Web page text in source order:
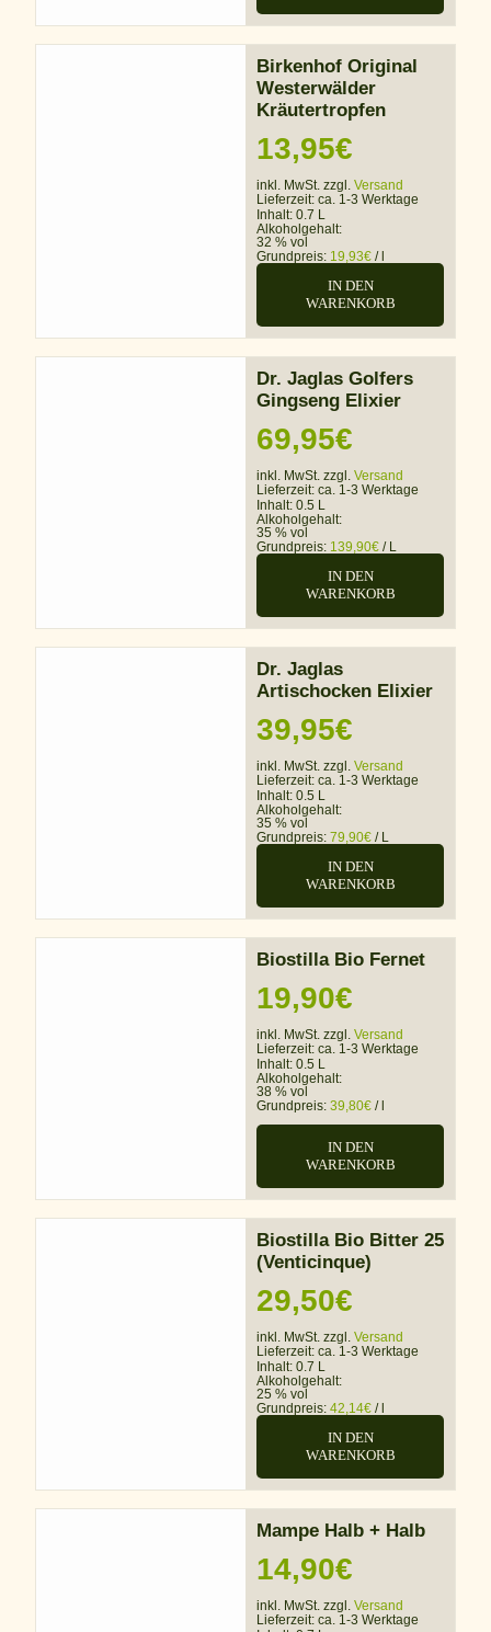
Birkenhof Original
Westerwälder
Kräutertropfen
13,95€
inkl. MwSt. zzgl. Versand
Lieferzeit: ca. 1-3 Werktage
Inhalt: 0.7 L
Alkoholgehalt:
32 % vol
Grundpreis: 19,93€ /l
IN DEN
WARENKORB
Dr. Jaglas Golfers
Gingseng Elixier
69,95€
inkl. MwSt. zzgl. Versand
Lieferzeit: ca. 1-3 Werktage
Inhalt: 0.5 L
Alkoholgehalt:
35 % vol
Grundpreis: 139,90€ / L
IN DEN
WARENKORB
Dr. Jaglas
Artischocken Elixier
39,95€
inkl. MwSt. zzgl. Versand
Lieferzeit: ca. 1-3 Werktage
Inhalt: 0.5 L
Alkoholgehalt:
35 % vol
Grundpreis: 79,90€ / L
IN DEN
WARENKORB
Biostilla Bio Fernet
19,90€
inkl. MwSt. zzgl. Versand
Lieferzeit: ca. 1-3 Werktage
Inhalt: 0.5 L
Alkoholgehalt:
38 % vol
Grundpreis: 39,80€ /l
IN DEN
WARENKORB
Biostilla Bio Bitter 25
(Venticinque)
29,50€
inkl. MwSt. zzgl. Versand
Lieferzeit: ca. 1-3 Werktage
Inhalt: 0.7 L
Alkoholgehalt:
25 % vol
Grundpreis: 42,14€ /
IN DEN
WARENKORB
Mampe Halb + Halb
14,90€
inkl. MwSt. zzgl. Versand
Lieferzeit: ca. 1-3 Werktage